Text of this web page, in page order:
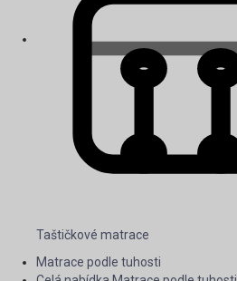
Taštičkové matrace
Matrace podle tuhosti